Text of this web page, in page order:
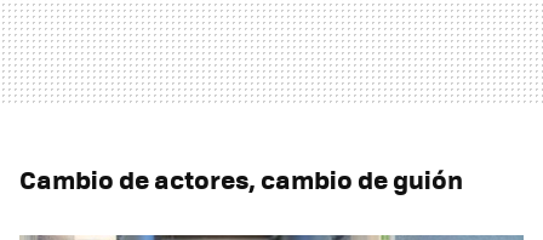
Cambio de actores, cambio de guión